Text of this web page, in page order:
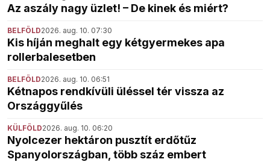
Az aszály nagy üzlet! – De kinek és miért?
BELFÖLD2026. aug. 10. 07:30
Kis híján meghalt egy kétgyermekes apa
rollerbalesetben
BELFÖLD2026. aug. 10. 06:51
Kétnapos rendkívüli üléssel tér vissza az
Országgyűlés
KÜLFÖLD2026. aug. 10. 06:20
Nyolcezer hektáron pusztít erdőtűz
Spanyolországban, több száz embert